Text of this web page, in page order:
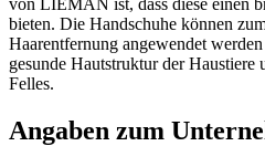
von LIEMAN ist, dass diese einen
bieten. Die Handschuhe können
Haarentfernung angewendet
gesunde Hautstruktur der Haustiere
Felles.
Angaben zum